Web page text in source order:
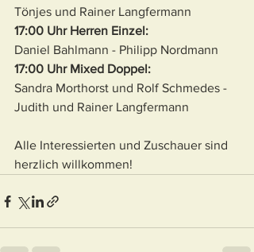
Tönjes und Rainer Langfermann
17:00 Uhr Herren Einzel:
Daniel Bahlmann - Philipp Nordmann
17:00 Uhr Mixed Doppel:
Sandra Morthorst und Rolf Schmedes -
Judith und Rainer Langfermann
Alle Interessierten und Zuschauer sind
herzlich willkommen!